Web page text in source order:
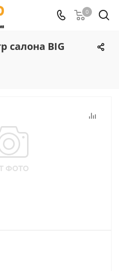
0
салона BIG